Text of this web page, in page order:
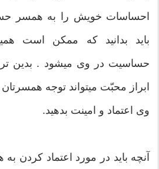
احساسات خویش را به همسر
باید بدانید که ممکن است
حساسیت در وی ميشود . بدین
ابراز محبّت میتواند توجه
وی اعتماد و امینت بدهید.
آنچه باید در مورد اعتماد کردن